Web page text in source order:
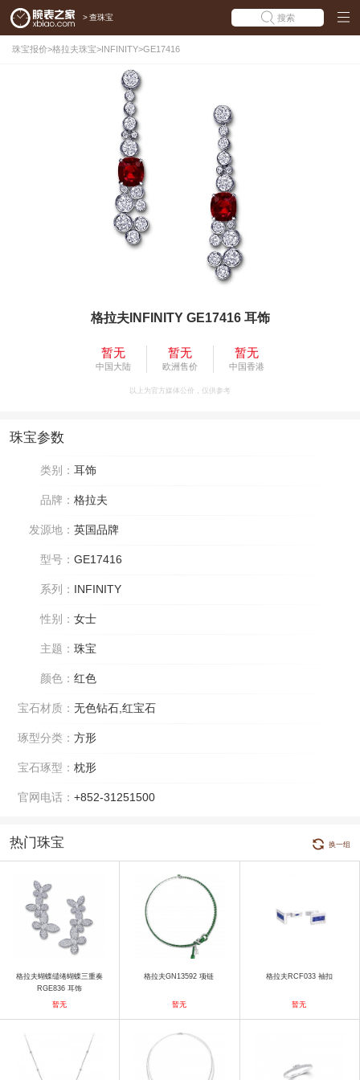
> 查珠宝 搜索
珠宝报价>格拉夫珠宝>INFINITY>GE17416
格拉夫INFINITY GE17416 耳饰
暂无
中国大陆
暂无
欧洲售价
暂无
中国香港
以上为官方媒体公价，仅供参考
珠宝参数
类别： 耳饰
品牌： 格拉夫
发源地： 英国品牌
型号： GE17416
系列： INFINITY
性别： 女士
主题： 珠宝
颜色： 红色
宝石材质： 无色钻石,红宝石
琢型分类： 方形
宝石琢型： 枕形
官网电话： +852-31251500
热门珠宝 换一组
格拉夫蝴蝶缱绻蝴蝶三重奏
RGE836 耳饰
暂无
格拉夫GN13592 项链
暂无
格拉夫RCF033 袖扣
暂无